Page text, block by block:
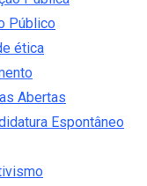
Público
ética
Abertas
Espontâneo